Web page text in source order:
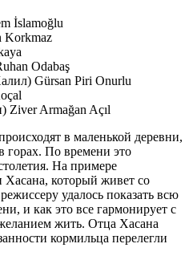
İslamoğlu
Korkmaz
Odabaş
Gürsan Piri Onurlu
Armağan Açıl
в маленькой деревни,
горах. По времени это
На примере
Хасана, который живет со
удалось показать всю
и как это все гармонирует с
жить. Отца Хасана
кормильца перелегли